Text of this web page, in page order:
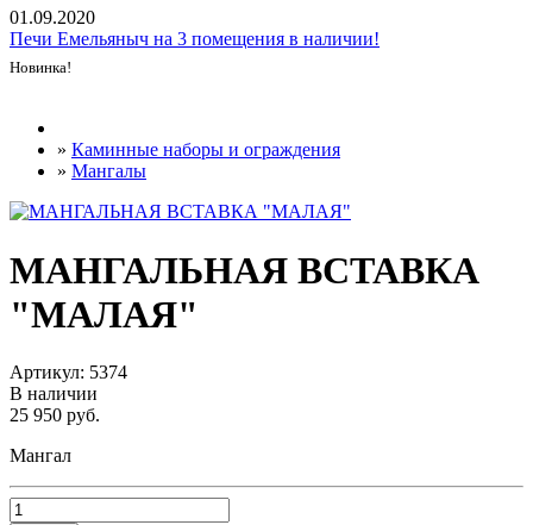
01.09.2020
Печи Емельяныч на 3 помещения в наличии!
Новинка!
» Каминные наборы и ограждения
» Мангалы
МАНГАЛЬНАЯ ВСТАВКА
"МАЛАЯ"
Артикул: 5374
В наличии
25 950 руб.
Мангал